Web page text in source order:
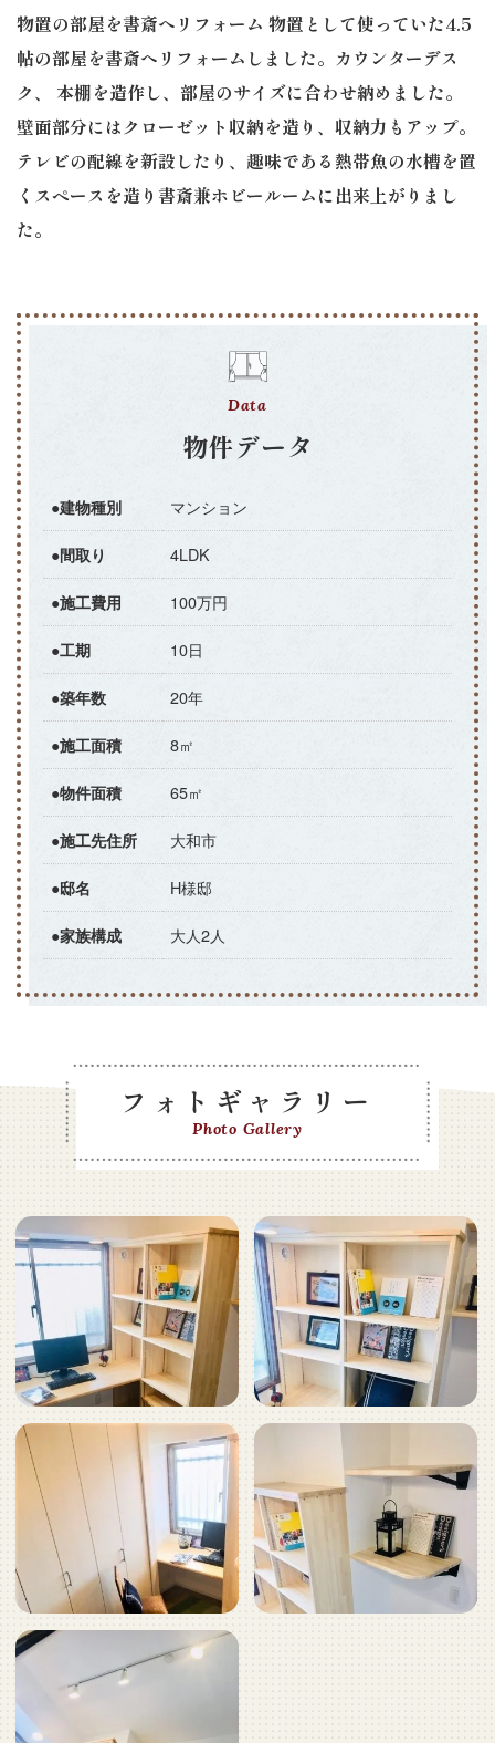
物置の部屋を書斎へリフォーム 物置として使っていた4.5
帖の部屋を書斎へリフォームしました。カウンターデス
ク、 本棚を造作し、部屋のサイズに合わせ納めました。
壁面部分にはクローゼット収納を造り、収納力もアップ。
テレビの配線を新設したり、趣味である熱帯魚の水槽を置
くスペースを造り書斎兼ホビールームに出来上がりまし
た。
Data
物件データ
●建物種別 マンション
●間取り 4LDK
●施工費用 100万円
●工期 10日
●築年数 20年
●施工面積 8㎡
●物件面積 65㎡
●施工先住所 大和市
●邸名 H様邸
●家族構成 大人2人
フォトギャラリー
Photo Gallery